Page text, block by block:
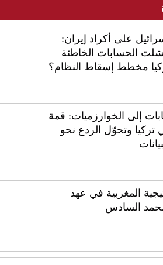
على أكراد إيران:
الحسابات الخاطئة
مخطط إسقاط النظام؟
إلى الخوارزميات: قمة
تركيا وتحوّل الردع نحو
المغربية في عهد
السادس